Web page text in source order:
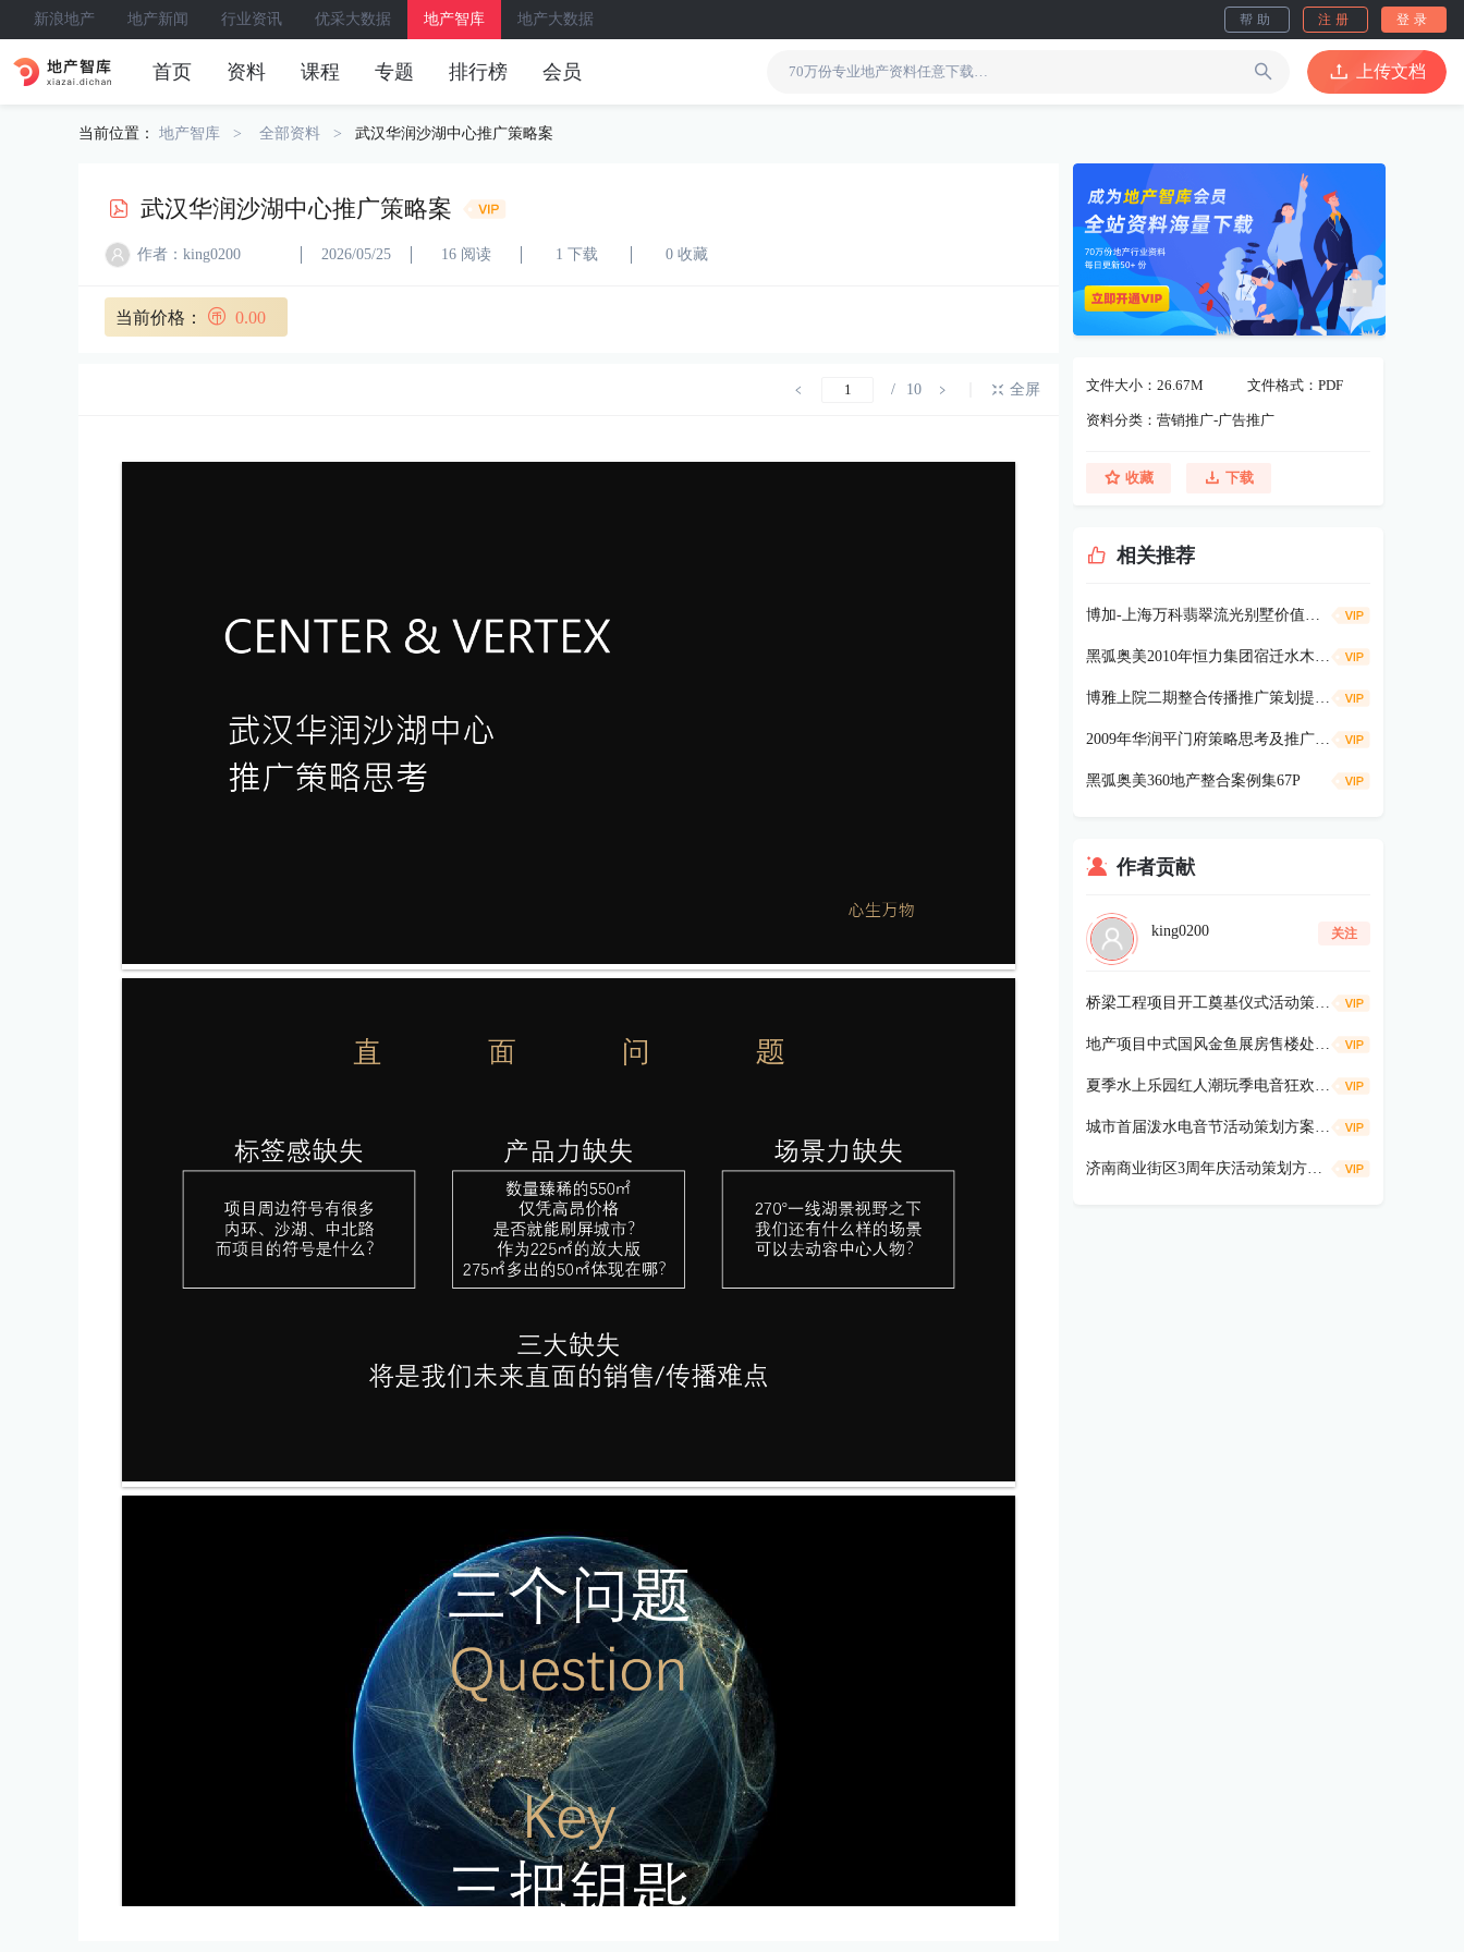
新浪地产 地产新闻 行业资讯 优采大数据 地产智库 地产大数据 帮助 注册 登录
首页 资料 课程 专题 排行榜 会员 上传文档
当前位置： 地产智库 全部资料 武汉华润沙湖中心推广策略案
武汉华润沙湖中心推广策略案
作者：king0200 2026/05/25 16 阅读 1 下载 0 收藏
当前价格： 0.00
/ 10 全屏 文件大小：26.67M 文件格式：PDF
资料分类：营销推广-广告推广
收藏 下载
相关推荐
博加-上海万科翡翠流光别墅价值策略91p
黑弧奥美2010年恒力集团宿迁水木清华项目《广告及营销提案》334p
博雅上院二期整合传播推广策划提案104P
2009年华润平门府策略思考及推广181P
黑弧奥美360地产整合案例集67P
作者贡献
king0200 关注
桥梁工程项目开工奠基仪式活动策划方案
地产项目中式国风金鱼展房售楼处示范区开放活动策划方案（遇鉴国风雅境时主题）
夏季水上乐园红人潮玩季电音狂欢活动策划方案
城市首届泼水电音节活动策划方案（盛夏狂欢 电音造浪主题）
济南商业街区3周年庆活动策划方案（共富热爱 不燃不3主题）